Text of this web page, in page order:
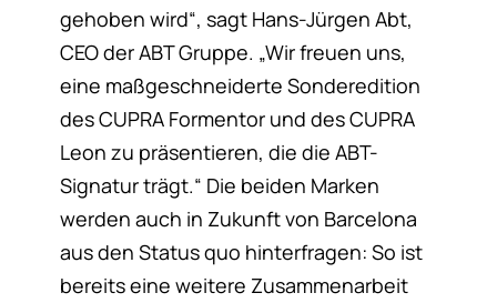
gehoben wird“, sagt Hans-Jürgen Abt,
CEO der ABT Gruppe. „Wir freuen uns,
eine maßgeschneiderte Sonderedition
des CUPRA Formentor und des CUPRA
Leon zu präsentieren, die die ABT-
Signatur trägt.“ Die beiden Marken
werden auch in Zukunft von Barcelona
aus den Status quo hinterfragen: So ist
bereits eine weitere Zusammenarbeit